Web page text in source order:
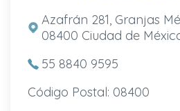
Azafrán 281, Granjas
08400 Ciudad de
55 8840 9595
Código Postal: 08400